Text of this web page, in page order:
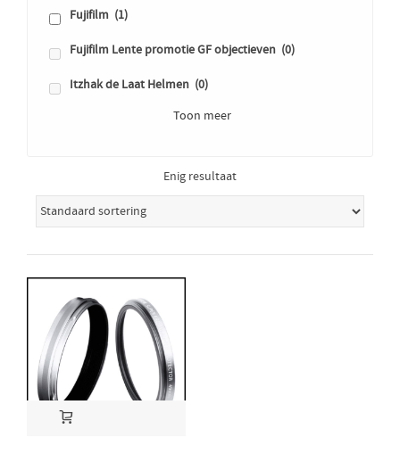
Fujifilm (1)
Fujifilm Lente promotie GF objectieven (0)
Itzhak de Laat Helmen (0)
Toon meer
Enig resultaat